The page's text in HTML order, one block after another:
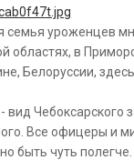
уроженцев
областях, в
Белоруссии,
Чебоксарского
Все офицеры и
быть чуть